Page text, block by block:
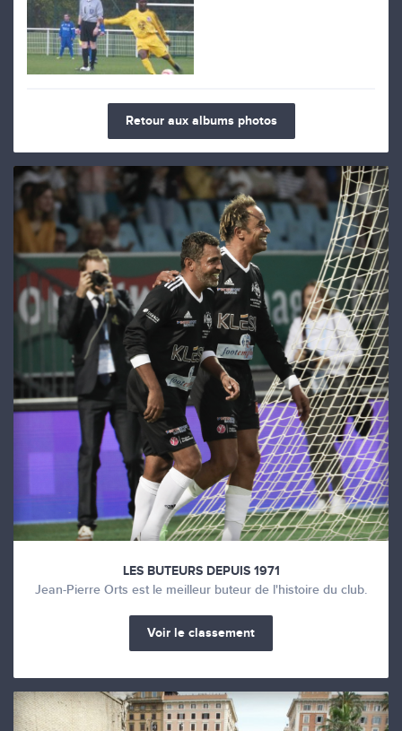
Retour aux albums photos
LES BUTEURS DEPUIS 1971
Jean-Pierre Orts est le meilleur buteur de l'histoire du club.
Voir le classement